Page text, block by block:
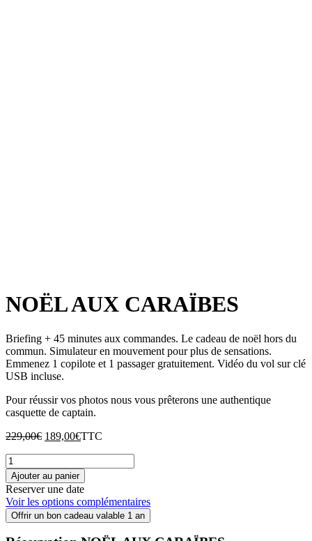
NOËL AUX CARAÏBES
Briefing + 45 minutes aux commandes. Le cadeau de noël hors du
commun. Simulateur en mouvement pour plus de sensations.
Emmenez 1 copilote et 1 passager gratuitement. Vidéo du vol sur clé
USB incluse.
Pour réussir vos photos nous vous prêterons une authentique
casquette de captain.
229,00€ Le
était :
229,00€.
189,00€Le
est :
189,00€.
TTC
quantité
de
NOËL
AUX
CARAÏBES
Ajouter au panier
Reserver une date
Voir les options complémentaires
Offrir un bon cadeau valable 1 an